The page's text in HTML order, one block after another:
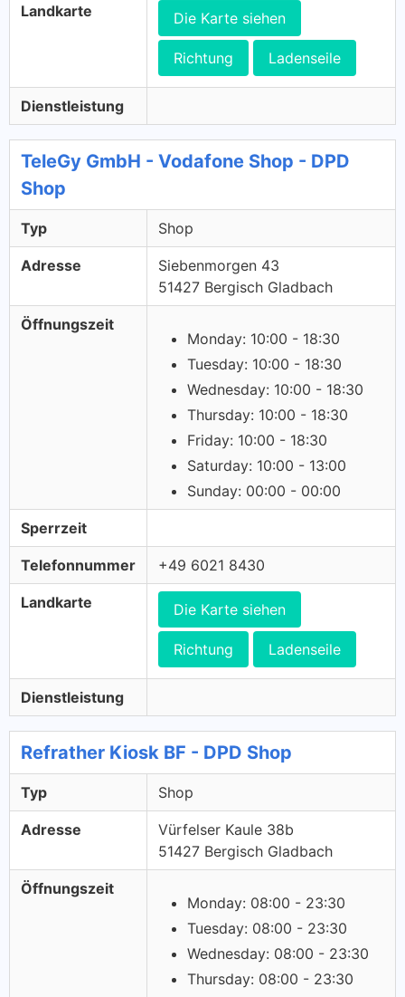
Landkarte Die Karte siehen
Richtung Ladenseile
Dienstleistung
TeleGy GmbH - Vodafone Shop - DPD
Shop
Typ Shop
Adresse
Siebenmorgen 43
51427 Bergisch Gladbach
Öffnungszeit
Monday: 10:00 - 18:30
Tuesday: 10:00 - 18:30
Wednesday: 10:00 - 18:30
Thursday: 10:00 - 18:30
Friday: 10:00 - 18:30
Saturday: 10:00 - 13:00
Sunday: 00:00 - 00:00
Sperrzeit
Telefonnummer +49 6021 8430
Landkarte Die Karte siehen
Richtung Ladenseile
Dienstleistung
Refrather Kiosk BF - DPD Shop
Typ Shop
Adresse
Vürfelser Kaule 38b
51427 Bergisch Gladbach
Öffnungszeit
Monday: 08:00 - 23:30
Tuesday: 08:00 - 23:30
Wednesday: 08:00 - 23:30
Thursday: 08:00 - 23:30